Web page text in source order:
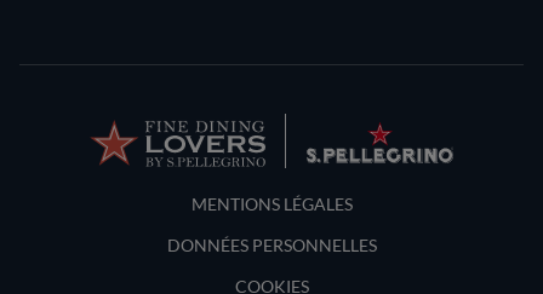
Terms and Conditions
MENTIONS LÉGALES
DONNÉES PERSONNELLES
COOKIES